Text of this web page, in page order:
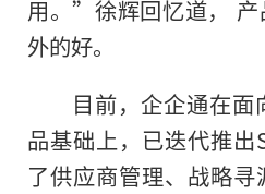
用。”徐辉回忆道， 产
外的好。
目前，企企通在
品基础上，已迭代推出
了供应商管理、战略